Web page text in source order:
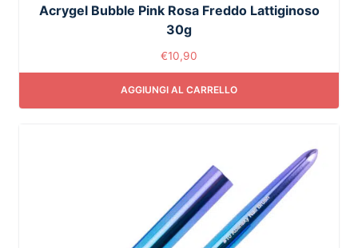
Acrygel Bubble Pink Rosa Freddo Lattiginoso
30g
€10,90
AGGIUNGI AL CARRELLO